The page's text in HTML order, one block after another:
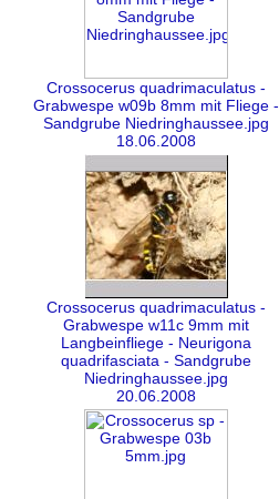
Crossocerus quadrimaculatus -
Grabwespe w09b 8mm mit Fliege -
Sandgrube Niedringhaussee.jpg
18.06.2008
Crossocerus quadrimaculatus -
Grabwespe w11c 9mm mit
Langbeinfliege - Neurigona
quadrifasciata - Sandgrube
Niedringhaussee.jpg
20.06.2008